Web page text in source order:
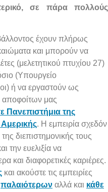
σε πάρα πολλούς
έχουν πλήρως
και μπορούν να
(μελετητικού πτυχίου 27)
(Υπουργείο
ή να εργαστούν ως
αποφοίτων μας
Πανεπιστήμια της
. Η εμπειρία σχεδόν
διεπιστημονικής τους
την ευελιξία να
και διαφορετικές καριέρες.
και ακούστε τις εμπειρίες
παλαιότερων αλλά και κάθε